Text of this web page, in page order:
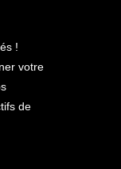
!
votre
de